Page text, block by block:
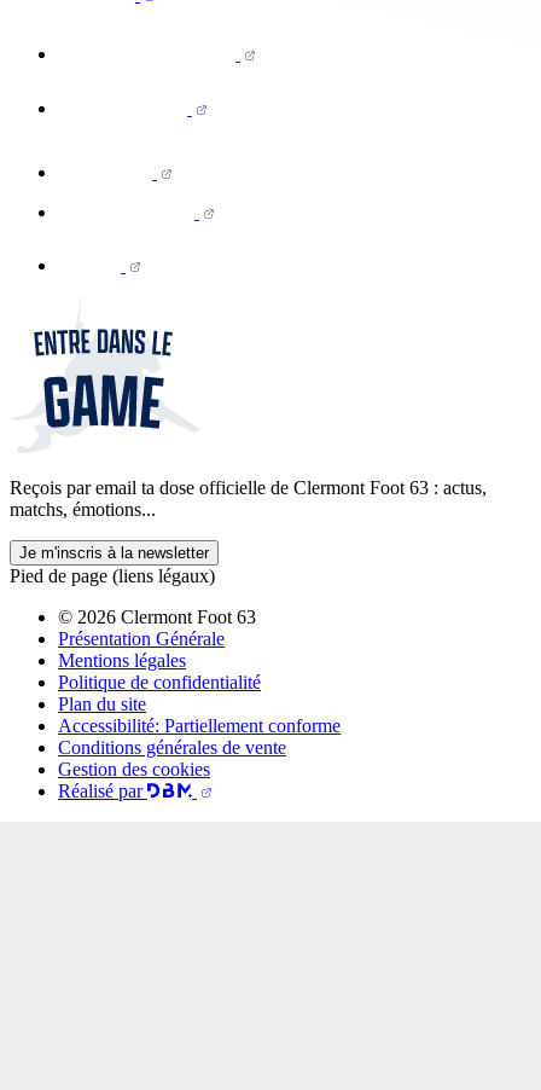
Reçois par email ta dose officielle de Clermont Foot 63 : actus,
matchs, émotions...
Je m'inscris à la newsletter
Pied de page (liens légaux)
© 2026 Clermont Foot 63
Présentation Générale
Mentions légales
Politique de confidentialité
Plan du site
Accessibilité: Partiellement conforme
Conditions générales de vente
Gestion des cookies
Réalisé par